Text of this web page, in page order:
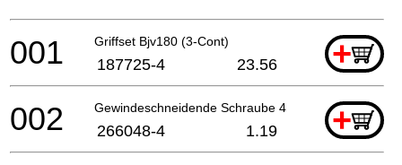
Griffset Bjv180 (3-Cont) +
001 187725-4 23.56
Gewindeschneidende Schraube 4x40 +
002 266048-4 1.19